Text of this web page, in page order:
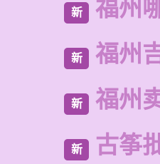
新 福州
新 福州
新 福州
新 古筝